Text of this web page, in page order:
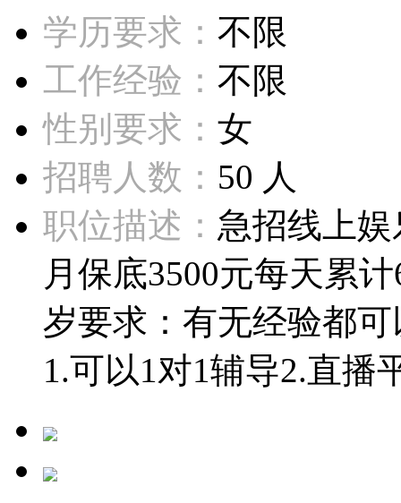
学历要求： 不限
工作经验： 不限
性别要求： 女
招聘人数： 50 人
职位描述： 急招线上
月保底3500元每天累
岁要求：有无经验都
1.可以1对1辅导2.直播